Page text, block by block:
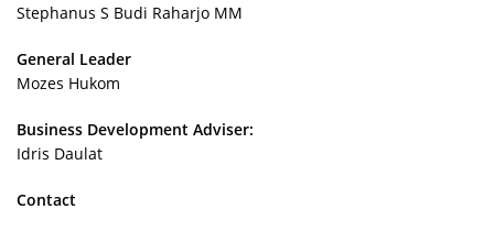
Stephanus S Budi Raharjo MM
General Leader
Mozes Hukom
Business Development Adviser:
Idris Daulat
Contact